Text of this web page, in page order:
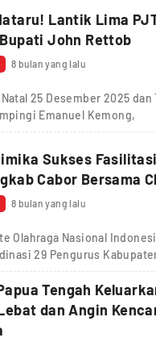
Lantik Lima
John Rettob
8 bulan yang lalu
25 Desember 2025 dan
Emanuel Kemong,
Sukses
Cabor Bersama
8 bulan yang lalu
Olahraga Nasional
29 Pengurus
Tengah
dan Angin